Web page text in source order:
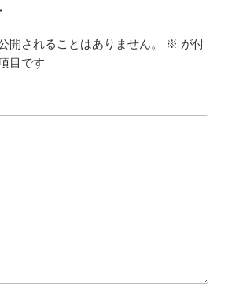
開されることはありません。 ※ が付
目です